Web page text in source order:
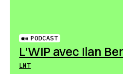
PODCAST
L’WIP avec Ilan
LNT